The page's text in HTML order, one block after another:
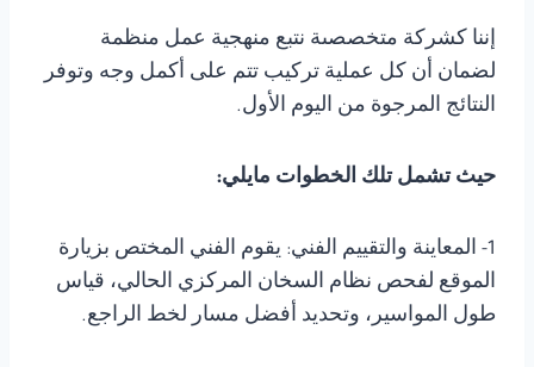
إننا كشركة متخصصىة نتبع منهجية عمل منظمة
لضمان أن كل عملية تركيب تتم على أكمل وجه وتوفر
النتائج المرجوة من اليوم الأول.
حيث تشمل تلك الخطوات مايلي:
1- المعاينة والتقييم الفني: يقوم الفني المختص بزيارة
الموقع لفحص نظام السخان المركزي الحالي، قياس
طول المواسير، وتحديد أفضل مسار لخط الراجع.